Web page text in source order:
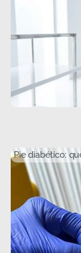
Pie diabético: